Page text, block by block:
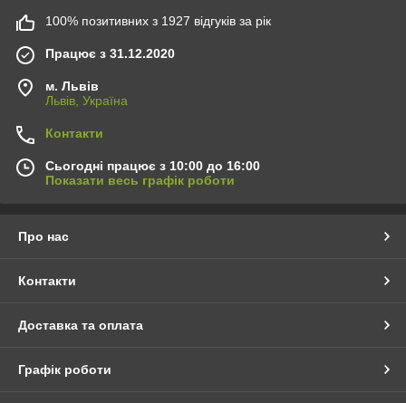
100% позитивних з 1927 відгуків за рік
Працює з 31.12.2020
м. Львів
Львів, Україна
Контакти
Сьогодні працює з 10:00 до 16:00
Показати весь графік роботи
Про нас
Контакти
Доставка та оплата
Графік роботи